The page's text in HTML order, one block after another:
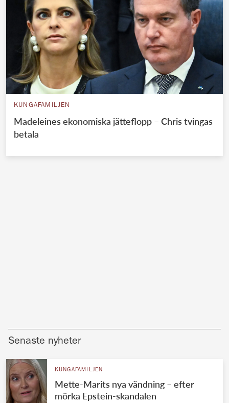
KUNGAFAMILJEN
Madeleines ekonomiska jätteflopp – Chris tvingas
betala
Senaste nyheter
KUNGAFAMILJEN
Mette-Marits nya vändning – efter
mörka Epstein-skandalen